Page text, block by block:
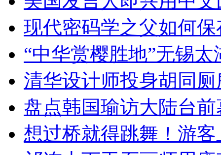
现代密码学之父如何
“中华赏樱胜地”无锡
清华设计师投身胡同
盘点韩国瑜访大陆台
想过桥就得跳舞！游客